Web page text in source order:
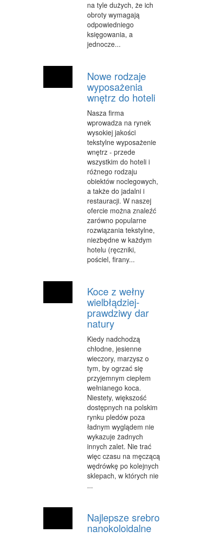
MATERIAŁY REKLAMOWE
INNE AGENCJE
IMPREZY INTEGRACYJNE
HOBBY
ZAJĘCIA SPORTOWE I REKREACYJNE
PRODUKCJA
INFORMATYCZNE
RESTAURACJE, CATERING
FOTOGRAFIA
ADWOKACI, PORADY PRAWNE
SPRZĄTANIE, PORZĄDKOWANIE
SERWIS
OPIEKA
KURIER, PRZESYŁKI
WYCIECZKI
HOTELE I NOCLEGI
PODRÓŻE
ZDROWIE
DIETETYKA, ODCHUDZANIE
KOSMETYKI
LECZENIE
SALONY KOSMETYCZNE
SPRZĘT MEDYCZNY
WEB
KONTAKT
na tyle dużych, że ich
obroty wymagają
odpowiedniego
księgowania, a
jednocze...
Nowe rodzaje
wyposażenia
wnętrz do hoteli
Nasza firma
wprowadza na rynek
wysokiej jakości
tekstylne wyposażenie
wnętrz - przede
wszystkim do hoteli i
różnego rodzaju
obiektów noclegowych,
a także do jadalni i
restauracji. W naszej
ofercie można znaleźć
zarówno popularne
rozwiązania tekstylne,
niezbędne w każdym
hotelu (ręczniki,
pościel, firany...
Koce z wełny
wielbłądziej-
prawdziwy dar
natury
Kiedy nadchodzą
chłodne, jesienne
wieczory, marzysz o
tym, by ogrzać się
przyjemnym ciepłem
wełnianego koca.
Niestety, większość
dostępnych na polskim
rynku pledów poza
ładnym wyglądem nie
wykazuje żadnych
innych zalet. Nie trać
więc czasu na męczącą
wędrówkę po kolejnych
sklepach, w których nie
...
Najlepsze srebro
nanokoloidalne